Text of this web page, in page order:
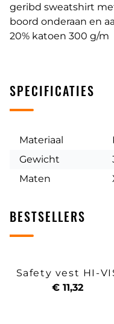
geribd sweatshirt
boord onderaan en
20% katoen 300 g/m
SPECIFICATIES
Materiaal
Gewicht
Maten
BESTSELLERS
Safety vest HI-
€ 11,32